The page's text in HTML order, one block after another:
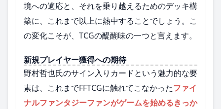
境への適応と、それを乗り越えるためのデッキ構
築に、これまで以上に熱中することでしょう。こ
の変化こそが、TCGの醍醐味の一つと言えます。
新規プレイヤー獲得への期待
野村哲也氏のサイン入りカードという魅力的な要
素は、これまでFFTCGに触れてこなかったファイ
ナルファンタジーファンがゲームを始めるきっか